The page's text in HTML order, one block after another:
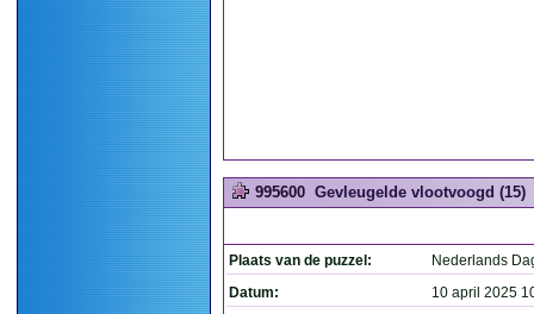
995600 Gevleugelde vlootvoogd (15)
Plaats van de puzzel:
Nederlands
Datum:
10 april 2025